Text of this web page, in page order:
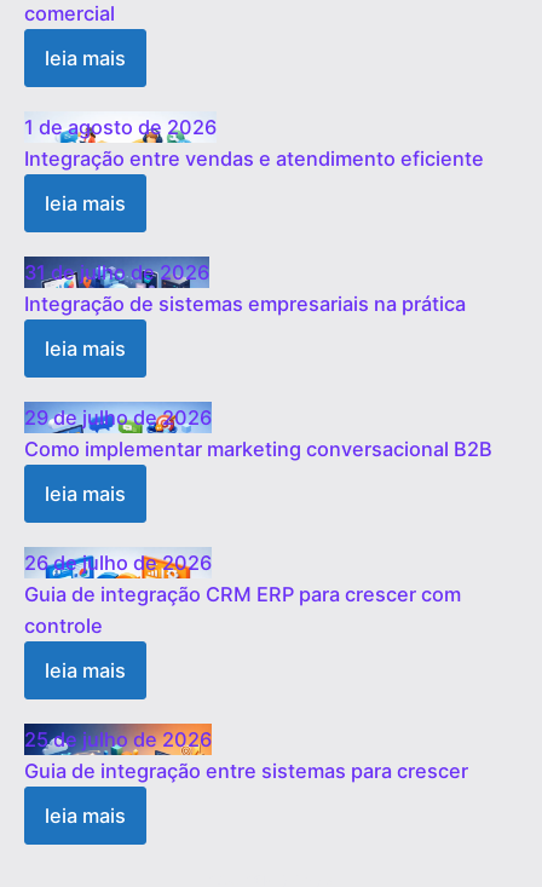
comercial
leia mais
1 de agosto de 2026
Integração entre vendas e atendimento eficiente
leia mais
31 de julho de 2026
Integração de sistemas empresariais na prática
leia mais
29 de julho de 2026
Como implementar marketing conversacional B2B
leia mais
26 de julho de 2026
Guia de integração CRM ERP para crescer com
controle
leia mais
25 de julho de 2026
Guia de integração entre sistemas para crescer
leia mais